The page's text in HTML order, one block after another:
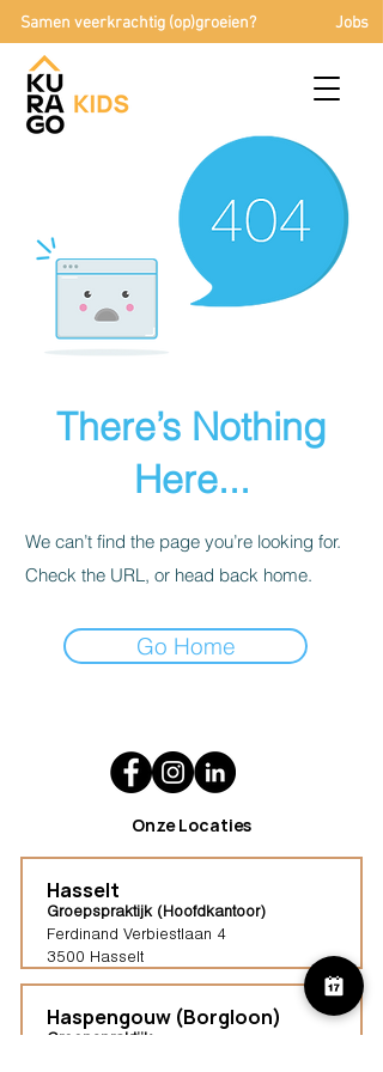
Samen veerkrachtig (op)groeien? Jobs
There’s Nothing
Here...
We can’t find the page you’re looking for.
Check the URL, or head back home.
Go Home
Onze Locaties
Hasselt
Groepspraktijk (Hoofdkantoor)
Ferdinand Verbiestlaan 4
3500 Hasselt
Haspengouw (Borgloon)